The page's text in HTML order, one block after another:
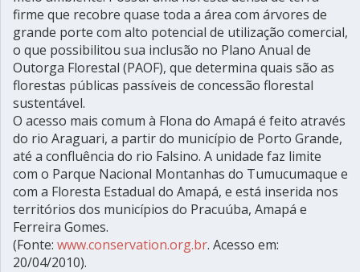
firme que recobre quase toda a área com árvores de
grande porte com alto potencial de utilização comercial,
o que possibilitou sua inclusão no Plano Anual de
Outorga Florestal (PAOF), que determina quais são as
florestas públicas passíveis de concessão florestal
sustentável.
O acesso mais comum à Flona do Amapá é feito através
do rio Araguari, a partir do município de Porto Grande,
até a confluência do rio Falsino. A unidade faz limite
com o Parque Nacional Montanhas do Tumucumaque e
com a Floresta Estadual do Amapá, e está inserida nos
territórios dos municípios do Pracuúba, Amapá e
Ferreira Gomes.
(Fonte: www.conservation.org.br. Acesso em:
20/04/2010).